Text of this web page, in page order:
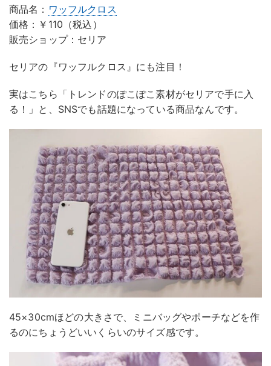
商品名： ワッフルクロス
価格：￥110（税込）
販売ショップ：セリア
セリアの『ワッフルクロス』にも注目！
実はこちら「トレンドのぽこぽこ素材がセリアで手に入
る！」と、SNSでも話題になっている商品なんです。
45×30cmほどの大きさで、ミニバッグやポーチなどを作
るのにちょうどいいくらいのサイズ感です。